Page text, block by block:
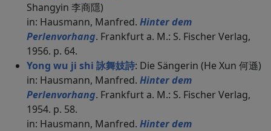
Shangyin 李商隱)
in: Hausmann, Manfred. Hinter dem
Perlenvorhang. Frankfurt a. M.: S. Fischer Verlag,
1956. p. 64.
Yong wu ji shi 詠舞妓詩: Die Sängerin (He Xun 何遜)
in: Hausmann, Manfred. Hinter dem
Perlenvorhang. Frankfurt a. M.: S. Fischer Verlag,
1954. p. 58.
in: Hausmann, Manfred. Hinter dem